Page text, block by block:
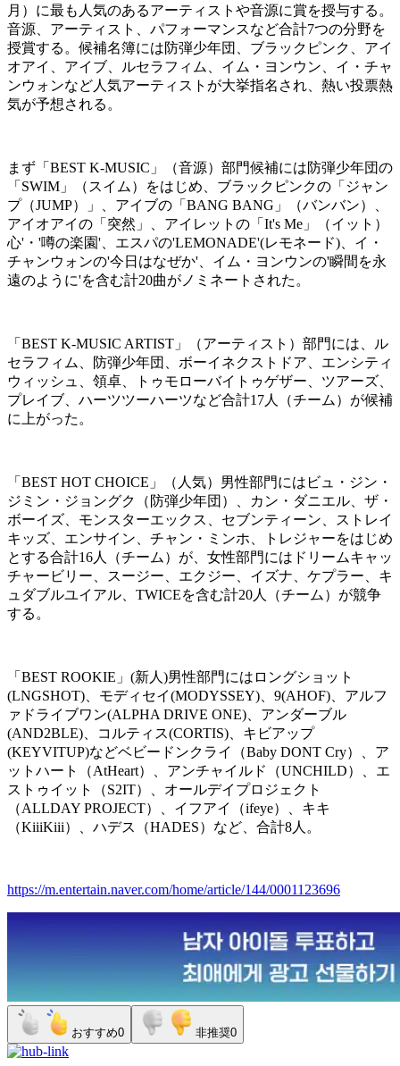
月）に最も人気のあるアーティストや音源に賞を授与する。
音源、アーティスト、パフォーマンスなど合計7つの分野を
授賞する。候補名簿には防弾少年団、ブラックピンク、アイ
オアイ、アイブ、ルセラフィム、イム・ヨンウン、イ・チャ
ンウォンなど人気アーティストが大挙指名され、熱い投票熱
気が予想される。
まず「BEST K-MUSIC」（音源）部門候補には防弾少年団の
「SWIM」（スイム）をはじめ、ブラックピンクの「ジャン
プ（JUMP）」、アイブの「BANG BANG」（バンバン）、
アイオアイの「突然」、アイレットの「It's Me」（イット）
心'・'噂の楽園'、エスパの'LEMONADE'(レモネード)、イ・
チャンウォンの'今日はなぜか'、イム・ヨンウンの'瞬間を永
遠のように'を含む計20曲がノミネートされた。
「BEST K-MUSIC ARTIST」（アーティスト）部門には、ル
セラフィム、防弾少年団、ボーイネクストドア、エンシティ
ウィッシュ、領卓、トゥモローバイトゥゲザー、ツアーズ、
プレイブ、ハーツツーハーツなど合計17人（チーム）が候補
に上がった。
「BEST HOT CHOICE」（人気）男性部門にはビュ・ジン・
ジミン・ジョングク（防弾少年団）、カン・ダニエル、ザ・
ボーイズ、モンスターエックス、セブンティーン、ストレイ
キッズ、エンサイン、チャン・ミンホ、トレジャーをはじめ
とする合計16人（チーム）が、女性部門にはドリームキャッ
チャービリー、スージー、エクジー、イズナ、ケプラー、キ
ュダブルユイアル、TWICEを含む計20人（チーム）が競争
する。
「BEST ROOKIE」(新人)男性部門にはロングショット
(LNGSHOT)、モディセイ(MODYSSEY)、9(AHOF)、アルフ
ァドライブワン(ALPHA DRIVE ONE)、アンダーブル
(AND2BLE)、コルティス(CORTIS)、キビアップ
(KEYVITUP)などベビードンクライ（Baby DONT Cry）、ア
ットハート（AtHeart）、アンチャイルド（UNCHILD）、エ
ストゥイット（S2IT）、オールデイプロジェクト
（ALLDAY PROJECT）、イフアイ（ifeye）、キキ
（KiiiKiii）、ハデス（HADES）など、合計8人。
https://m.entertain.naver.com/home/article/144/0001123696
おすすめ0 非推奨0